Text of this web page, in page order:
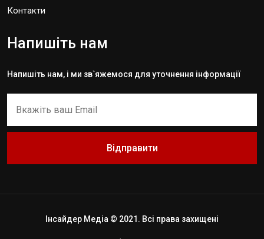
Контакти
Напишіть нам
Напишіть нам, і ми зв`яжемося для уточнення інформації
Відправити
Інсайдер Медіа © 2021. Всі права захищені